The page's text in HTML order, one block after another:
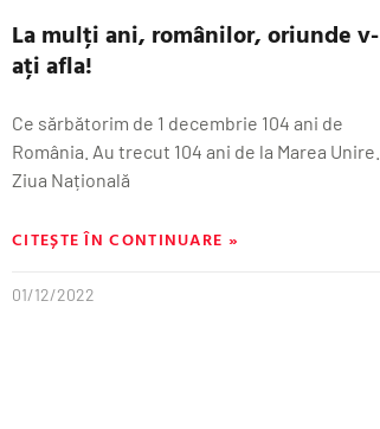
La mulți ani, românilor, oriunde v-
ați afla!
​Ce sărbătorim de 1 decembrie 104 ani de
România. Au trecut 104 ani de la Marea Unire.
Ziua Națională
CITEȘTE ÎN CONTINUARE »
01/12/2022